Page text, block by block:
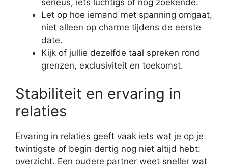
serieus, iets luchtigs of nog zoekende.
Let op hoe iemand met spanning omgaat,
niet alleen op charme tijdens de eerste
date.
Kijk of jullie dezelfde taal spreken rond
grenzen, exclusiviteit en toekomst.
Stabiliteit en ervaring in
relaties
Ervaring in relaties geeft vaak iets wat je op je
twintigste of begin dertig nog niet altijd hebt:
overzicht. Een oudere partner weet sneller wat